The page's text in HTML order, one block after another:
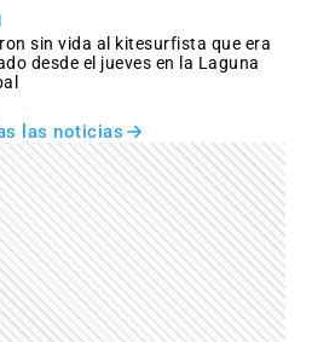
sin vida al kitesurfista que era
desde el jueves en la Laguna
las noticias